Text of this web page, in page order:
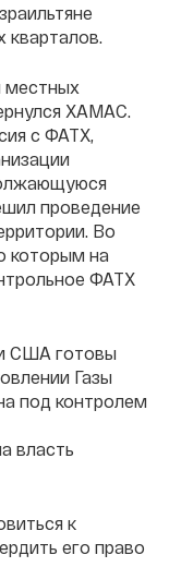
кварталов.
местных
ХАМАС.
с ФАТХ,
проведение
Во
которым на
ФАТХ
США готовы
Газы
под контролем
власть
к
его право